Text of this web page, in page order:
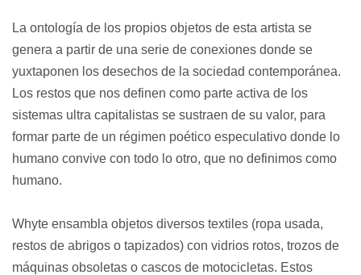
La ontología de los propios objetos de esta artista se
genera a partir de una serie de conexiones donde se
yuxtaponen los desechos de la sociedad contemporánea.
Los restos que nos definen como parte activa de los
sistemas ultra capitalistas se sustraen de su valor, para
formar parte de un régimen poético especulativo donde lo
humano convive con todo lo otro, que no definimos como
humano.
Whyte ensambla objetos diversos textiles (ropa usada,
restos de abrigos o tapizados) con vidrios rotos, trozos de
máquinas obsoletas o cascos de motocicletas. Estos